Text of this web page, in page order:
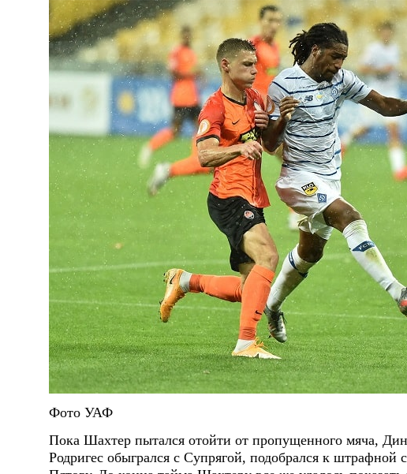
Фото УАФ
Пока Шахтер пытался отойти от пропущенного мяча,
Родригес обыгрался с Супрягой, подобрался к штрафной